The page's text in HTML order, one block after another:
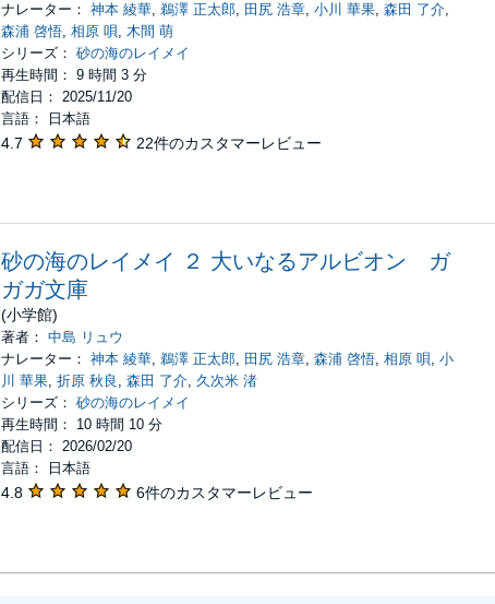
ナレーター： 神本 綾華, 鵜澤 正太郎, 田尻 浩章, 小川 華果, 森田 了介,
森浦 啓悟, 相原 唄, 木間 萌
シリーズ： 砂の海のレイメイ
再生時間： 9 時間 3 分
配信日： 2025/11/20
言語： 日本語
4.7 22件のカスタマーレビュー
砂の海のレイメイ ２ 大いなるアルビオン ガ
ガガ文庫
(小学館)
著者： 中島 リュウ
ナレーター： 神本 綾華, 鵜澤 正太郎 田尻 浩章, 森浦 啓悟, 相原 唄 小
川 華果, 折原 秋良 森田 了介, 久次米 渚
シリーズ： 砂の海のレイメイ
再生時間： 10 時間 10 分
配信日： 2026/02/20
言語： 日本語
4.8 6件のカスタマーレビュー